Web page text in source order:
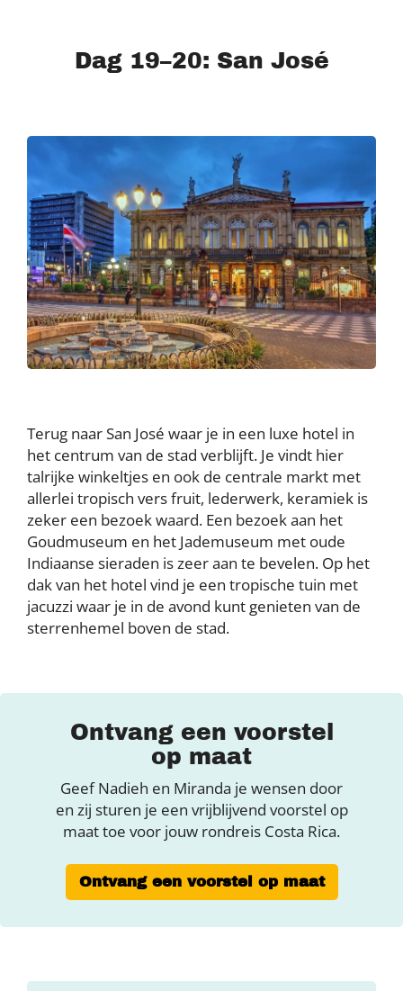
Dag 19–20: San José
Terug naar San José waar je in een luxe hotel in
het centrum van de stad verblijft. Je vindt hier
talrijke winkeltjes en ook de centrale markt met
allerlei tropisch vers fruit, lederwerk, keramiek is
zeker een bezoek waard. Een bezoek aan het
Goudmuseum en het Jademuseum met oude
Indiaanse sieraden is zeer aan te bevelen. Op het
dak van het hotel vind je een tropische tuin met
jacuzzi waar je in de avond kunt genieten van de
sterrenhemel boven de stad.
Ontvang een voorstel
op maat
Geef Nadieh en Miranda je wensen door
en zij sturen je een vrijblijvend voorstel op
maat toe voor jouw rondreis Costa Rica.
Ontvang een voorstel op maat